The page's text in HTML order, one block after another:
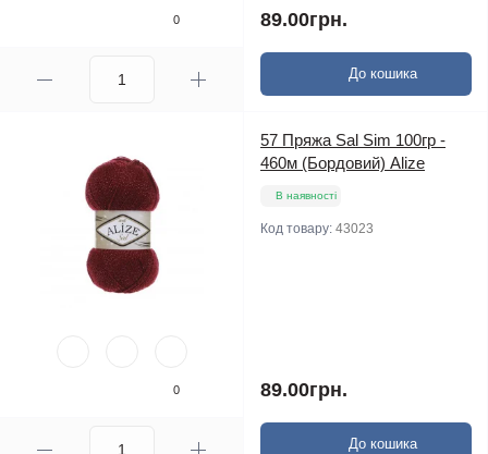
0 89.00грн.
До кошика
0
57 Пряжа Sal Sim 100гр -
460м (Бордовий) Alize
В наявності
Код товару: 43023
89.00грн.
До кошика